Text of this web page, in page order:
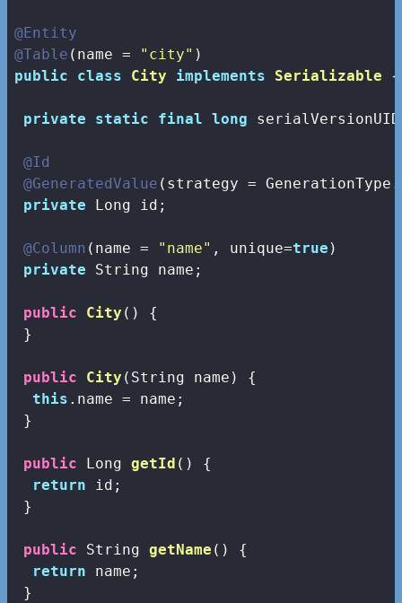
@Entity
@Table (name = "city"
public
class City implements Serializable {
private static final long
@Id
@GeneratedValue (strategy =
private Long id;
@Column (name = "name" , unique=true )
private String name;
public City ()
{
}
public City (String name)
{
this .name = name;
}
public Long getId ()
{
return id;
}
public String getName ()
{
return name;
}